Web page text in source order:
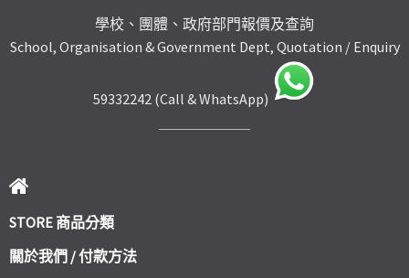
學校、團體、政府部門報價及查詢
School, Organisation & Government Dept, Quotation / Enquiry
59332242 (Call & WhatsApp)
STORE 商品分類
關於我們 / 付款方法